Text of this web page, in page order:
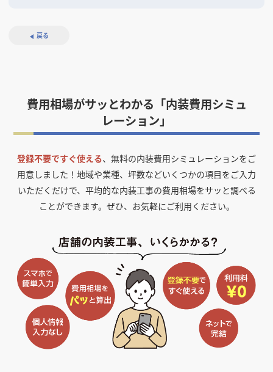
戻る
費用相場がサッとわかる「内装費用シミュ
レーション」
登録不要ですぐ使える、無料の内装費用シミュレーションをご
用意しました！ 地域や業種、坪数などいくつかの項目をご入力
いただくだけで、平均的な内装工事の費用相場をサッと調べる
ことができます。ぜひ、お気軽にご利用ください。